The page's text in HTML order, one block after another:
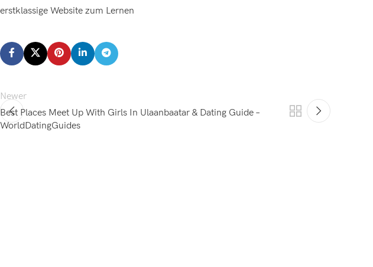
erstklassige Website zum Lernen
Newer
Best Places Meet Up With Girls In Ulaanbaatar & Dating Guide –
WorldDatingGuides